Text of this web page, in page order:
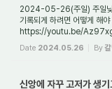
2024-05-26(주일) 주일낮1
기록되게 하려면 어떻게 해
https://youtu.be/
내주하시는가? 그리고 예수믿
Date 2024.05.26 By
신앙에 자꾸 고저가 생